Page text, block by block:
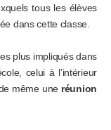
tous les élèves
dans cette classe.
plus impliqués dans
celui à l’intérieur
même une réunion